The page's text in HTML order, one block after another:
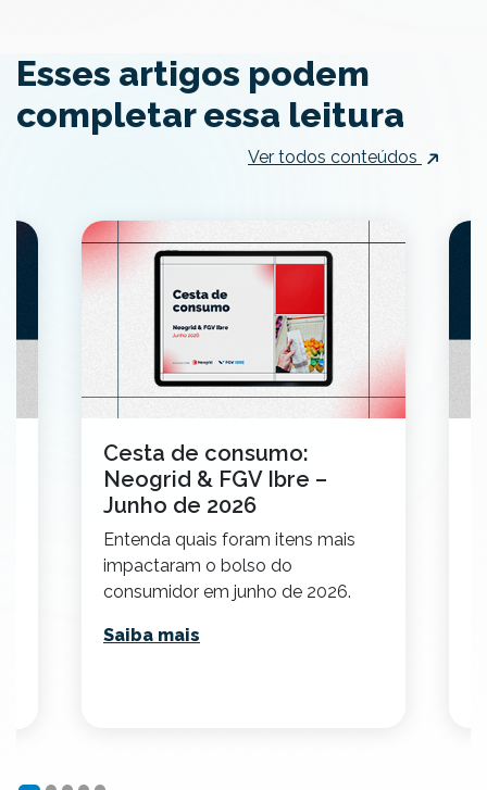
Esses artigos podem
completar essa leitura
Ver todos conteúdos
Cesta de consumo:
Neogrid & FGV Ibre –
Junho de 2026
Entenda quais foram itens mais
impactaram o bolso do
consumidor em junho de 2026.
Saiba mais